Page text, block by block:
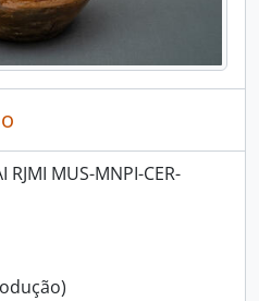
RJMI MUS-MNPI-CER-